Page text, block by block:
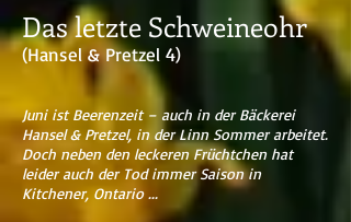
Das letzte Schweineohr
(Hansel & Pretzel 4)
Juni ist Beerenzeit – auch in der Bäckerei
Hansel & Pretzel, in der Linn Sommer arbeitet.
Doch neben den leckeren Früchtchen hat
leider auch der Tod immer Saison in
Kitchener, Ontario ...